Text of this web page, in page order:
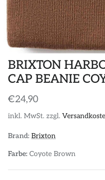
POLOS
STICKER
DIVERSE ACCESSORIES
BRIXTON
CAP BEANIE
€24,90
inkl. MwSt. zzgl.
Brand: Brixton
Farbe: Coyote Brown